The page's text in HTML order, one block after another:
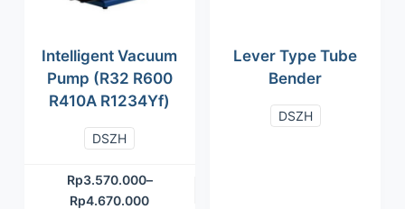
Intelligent Vacuum
Pump (R32 R600
R410A R1234Yf)
Rp3.570.000–
Rp4.670.000
DSZH
Lever Type Tube
Bender
DSZH